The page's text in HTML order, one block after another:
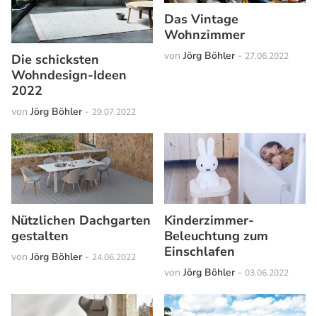
Die schicksten
Wohndesign-Ideen
2022
von Jörg Böhler - 29.07.2022
Das Vintage
Wohnzimmer
von Jörg Böhler - 27.06.2022
Nützlichen Dachgarten
gestalten
von Jörg Böhler - 24.06.2022
Kinderzimmer-
Beleuchtung zum
Einschlafen
von Jörg Böhler - 03.06.2022